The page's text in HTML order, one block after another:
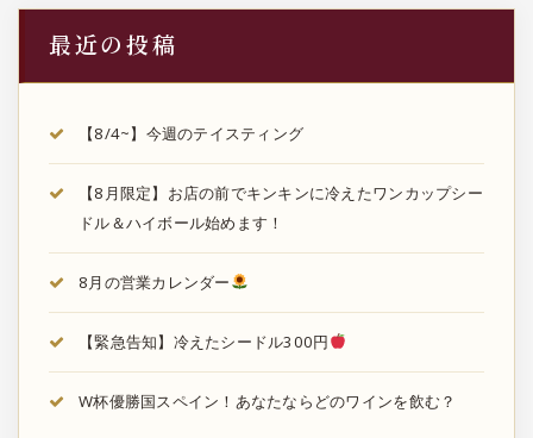
最近の投稿
【8/4~】今週のテイスティング
【8月限定】お店の前でキンキンに冷えたワンカップシー
ドル＆ハイボール始めます！
8月の営業カレンダー
【緊急告知】冷えたシードル300円
W杯優勝国スペイン！あなたならどのワインを飲む？